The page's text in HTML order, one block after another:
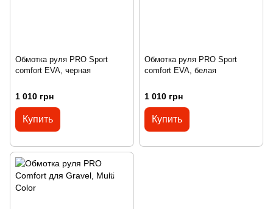
Обмотка руля PRO Sport
comfort EVA, черная
1 010 грн
Купить
Обмотка руля PRO Sport
comfort EVA, белая
1 010 грн
Купить